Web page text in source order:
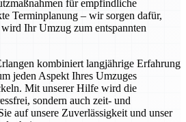
für empfindliche
Terminplanung – wir sorgen dafür,
Ihr Umzug zum entspannten
kombiniert langjährige Erfahrung
jeden Aspekt Ihres Umzuges
Mit unserer Hilfe wird die
sondern auch zeit- und
auf unsere Zuverlässigkeit und unser